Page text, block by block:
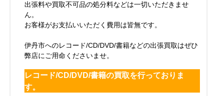
出張料や買取不可品の処分料などは一切いただきませ
ん。
お客様がお支払いいただく費用は皆無です。
伊丹市へのレコード/CD/DVD/書籍などの出張買取はぜひ
弊店にご用命くださいませ。
レコード/CD/DVD/書籍の買取を行っておりま
す。